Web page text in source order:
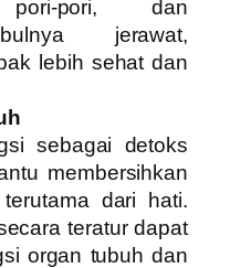
pori-pori, dan
jerawat,
lebih sehat dan
sebagai detoks
membersihkan
dari hati.
teratur dapat
organ tubuh dan